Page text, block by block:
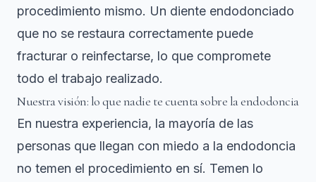
procedimiento mismo. Un diente endodonciado
que no se restaura correctamente puede
fracturar o reinfectarse, lo que compromete
todo el trabajo realizado.
Nuestra visión: lo que nadie te cuenta sobre la endodoncia
En nuestra experiencia, la mayoría de las
personas que llegan con miedo a la endodoncia
no temen el procedimiento en sí. Temen lo